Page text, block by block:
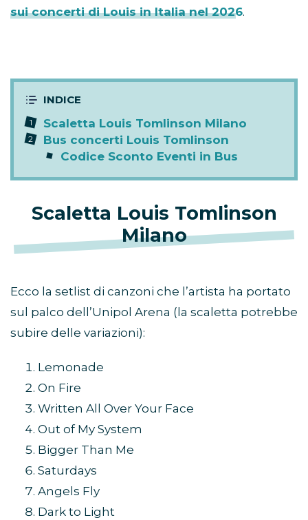
sui concerti di Louis in Italia nel 2026.
Scaletta Louis Tomlinson Milano
Bus concerti Louis Tomlinson
Codice Sconto Eventi in Bus
Scaletta Louis Tomlinson
Milano
Ecco la setlist di canzoni che l’artista ha portato
sul palco dell’Unipol Arena (la scaletta potrebbe
subire delle variazioni):
Lemonade
On Fire
Written All Over Your Face
Out of My System
Bigger Than Me
Saturdays
Angels Fly
Dark to Light